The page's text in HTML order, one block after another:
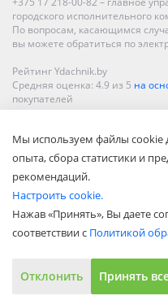
городского исполнительного
По вопросам, касающимся
вы можете обратиться по
Рейтинг Ydachnik.by
Средняя оценка: 4.9 из 5 на
покупателей
Гродно, Могилеве, Бобруйске,
Новополоцке, Пинске,
доставка осуществляется по
Показать полную версию
© ООО «Акватехнологии»,
Мы используем файлы cookie
опыта, сбора статистики и
рекомендаций.
Настроить cookie.
Нажав «Принять», Вы даете
соответствии с Политикой
Отклонить Принять